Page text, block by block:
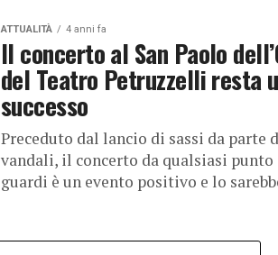
ATTUALITÀ 4 anni fa
Il concerto al San Paolo
del Teatro Petruzzelli resta
successo
Preceduto dal lancio di sassi da parte
vandali, il concerto da qualsiasi
guardi è un evento positivo e lo